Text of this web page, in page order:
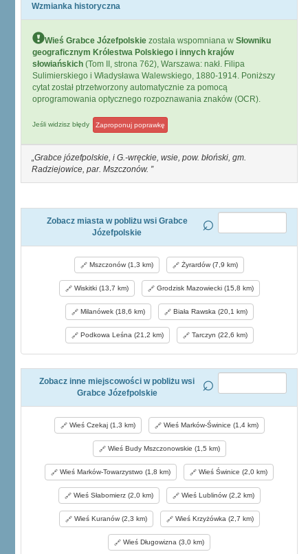
Wzmianka historyczna
Wieś Grabce Józefpolskie została wspomniana w Słowniku
geograficznym Królestwa Polskiego i innych krajów
słowiańskich (Tom II, strona 762), Warszawa: nakł. Filipa
Sulimierskiego i Władysława Walewskiego, 1880-1914. Poniższy
cytat został ptrzetworzony automatycznie za pomocą
oprogramowania optycznego rozpoznawania znaków (OCR).
Jeśli widzisz błędy Zaproponuj poprawkę
Grabce józefpolskie, i G.-wręckie, wsie, pow. błoński, gm.
Radziejowice, par. Mszczonów.
Zobacz miasta w pobliżu wsi Grabce
Józefpolskie
Mszczonów (1,3 km) Żyrardów (7,9 km)
Wiskitki (13,7 km) Grodzisk Mazowiecki (15,8 km)
Milanówek (18,6 km) Biała Rawska (20,1 km)
Podkowa Leśna (21,2 km) Tarczyn (22,6 km)
Zobacz inne miejscowości w pobliżu wsi
Grabce Józefpolskie
Wieś Czekaj (1,3 km) Wieś Marków-Świnice (1,4 km)
Wieś Budy Mszczonowskie (1,5 km)
Wieś Marków-Towarzystwo (1,8 km) Wieś Świnice (2,0 km)
Wieś Słabomierz (2,0 km) Wieś Lublinów (2,2 km)
Wieś Kuranów (2,3 km) Wieś Krzyżówka (2,7 km)
Wieś Długowizna (3,0 km)